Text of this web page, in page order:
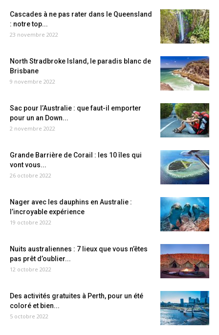
Cascades à ne pas rater dans le Queensland
: notre top...
23 novembre 2022
North Stradbroke Island, le paradis blanc de
Brisbane
9 novembre 2022
Sac pour l’Australie : que faut-il emporter
pour un an Down...
2 novembre 2022
Grande Barrière de Corail : les 10 îles qui
vont vous...
26 octobre 2022
Nager avec les dauphins en Australie :
l’incroyable expérience
19 octobre 2022
Nuits australiennes : 7 lieux que vous n’êtes
pas prêt d’oublier...
12 octobre 2022
Des activités gratuites à Perth, pour un été
coloré et bien...
5 octobre 2022